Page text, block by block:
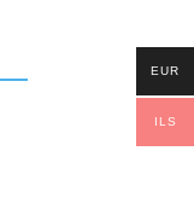
EUR
ILS